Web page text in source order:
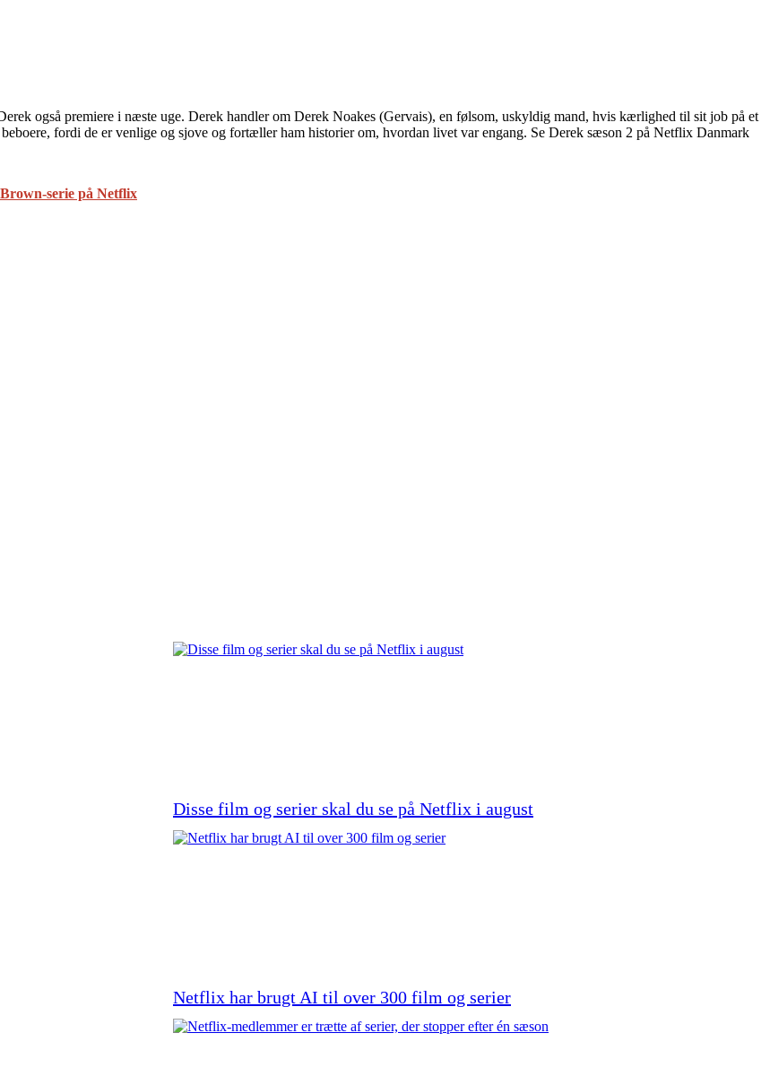
også premiere i næste uge. Derek handler om Derek Noakes (Gervais), en følsom, uskyldig mand, hvis kærlighed til sit job på et
fordi de er venlige og sjove og fortæller ham historier om, hvordan livet var engang. Se Derek sæson 2 på Netflix Danmark
serie på Netflix
Disse film og serier skal du se på Netflix i august
Netflix har brugt AI til over 300 film og serier